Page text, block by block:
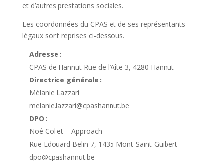
et d’autres prestations sociales.
Les coordonnées du CPAS et de ses représentants
légaux sont reprises ci-dessous.
Adresse :
CPAS de Hannut Rue de l’Aîte 3, 4280 Hannut
Directrice générale :
Mélanie Lazzari
melanie.lazzari@cpashannut.be
DPO :
Noé Collet – Approach
Rue Edouard Belin 7, 1435 Mont-Saint-Guibert
dpo@cpashannut.be